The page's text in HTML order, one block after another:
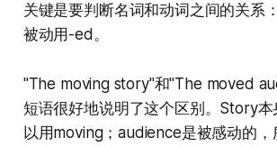
关键是要判断名词和动词之间的关系
被动用-ed。
"The moving story"和"The moved
短语很好地说明了这个区别。Story
以用moving；audience是被感动的，